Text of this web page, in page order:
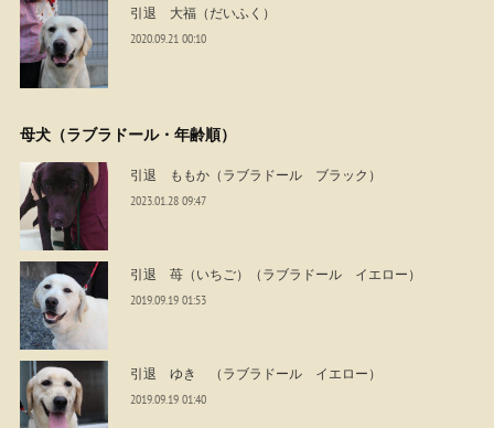
引退 大福（だいふく）
2020.09.21 00:10
母犬（ラブラドール・年齢順）
引退 ももか（ラブラドール ブラック）
2023.01.28 09:47
引退 苺（いちご）（ラブラドール イエロー）
2019.09.19 01:53
引退 ゆき （ラブラドール イエロー）
2019.09.19 01:40